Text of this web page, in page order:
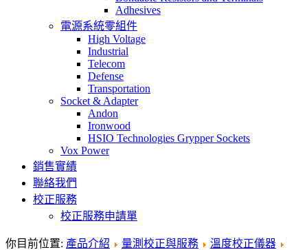
Adhesives
電源系統零組件
High Voltage
Industrial
Telecom
Defense
Transportation
Socket & Adapter
Andon
Ironwood
HSIO Technologies Grypper Sockets
Vox Power
銷售實績
聯絡我們
校正服務
校正服務申請單
你目前位置: 產品介紹 量測校正與服務 溫度校正儀器